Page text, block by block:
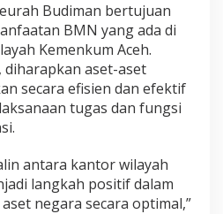
Budiman bertujuan
BMN yang ada di
Kemenkum Aceh.
diharapkan aset-aset
secara efisien dan efektif
tugas dan fungsi
antara kantor wilayah
langkah positif dalam
negara secara optimal,”